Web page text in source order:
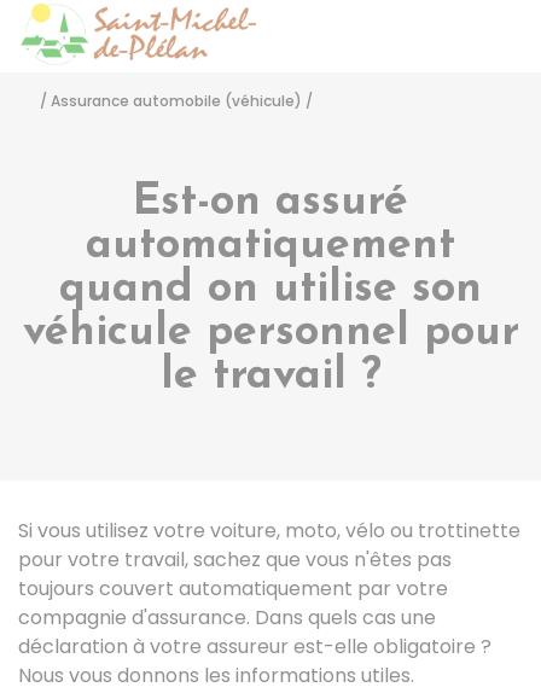
/ Assurance automobile (véhicule) /
Est-on assuré
automatiquement
quand on utilise son
véhicule personnel pour
le travail ?
Si vous utilisez votre voiture, moto, vélo ou trottinette
pour votre travail, sachez que vous n'êtes pas
toujours couvert automatiquement par votre
compagnie d'assurance. Dans quels cas une
déclaration à votre assureur est-elle obligatoire ?
Nous vous donnons les informations utiles.